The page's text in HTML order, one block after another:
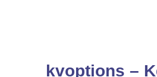
kvoptions –